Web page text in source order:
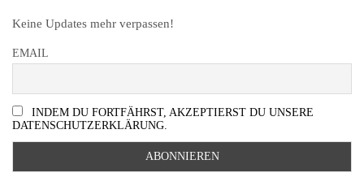
Keine Updates mehr verpassen!
EMAIL
INDEM DU FORTFÄHRST, AKZEPTIERST DU UNSERE
DATENSCHUTZERKLÄRUNG.